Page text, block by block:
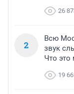
26
2
Всю
звук
Что это
19